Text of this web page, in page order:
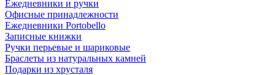
Ежедневники и ручки
Офисные принадлежности
Ежедневники Portobello
Записные книжки
Ручки перьевые и шариковые
Браслеты из натуральных камней
Подарки из хрусталя